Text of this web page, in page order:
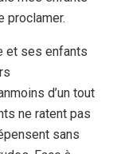
proclamer.
et ses enfants
d’un tout
ne ratent pas
sans